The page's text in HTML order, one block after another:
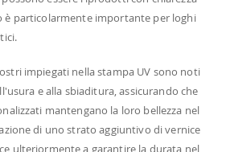
è particolarmente importante per loghi
impiegati nella stampa UV sono noti
e alla sbiaditura, assicurando che
mantengano la loro bellezza nel
di uno strato aggiuntivo di vernice
ulteriormente a garantire la durata nel